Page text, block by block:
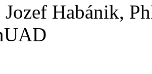
Habánik,